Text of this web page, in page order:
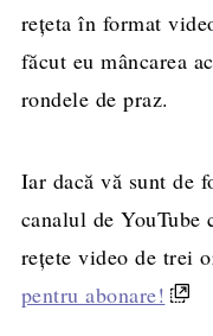
rețeta în format
făcut eu mâncarea
rondele de praz.
Iar dacă vă sunt de
canalul de YouTube
rețete video de trei
pentru abonare!